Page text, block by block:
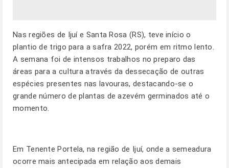
Nas regiões de Ijuí e Santa Rosa (RS), teve início o
plantio de trigo para a safra 2022, porém em ritmo lento.
A semana foi de intensos trabalhos no preparo das
áreas para a cultura através da dessecação de outras
espécies presentes nas lavouras, destacando-se o
grande número de plantas de azevém germinados até o
momento.
Em Tenente Portela, na região de Ijuí, onde a semeadura
ocorre mais antecipada em relação aos demais